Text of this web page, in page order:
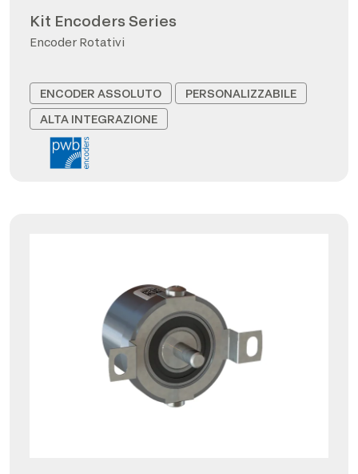
Kit Encoders Series
Encoder Rotativi
ENCODER ASSOLUTO
PERSONALIZZABILE
ALTA INTEGRAZIONE